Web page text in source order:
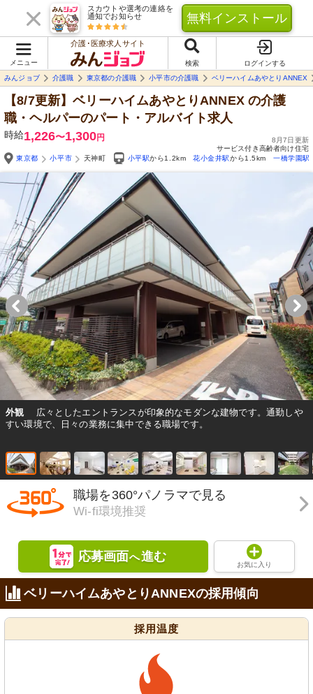
スカウトや選考の連絡を
通知でお知らせ
無料インストール
メニュー
介護･医療求人サイト
検索
ログインする
みんジョブ
介護職 東京都の介護職 小平市の介護職 ベリーハイムあやとりANNEX
【8/7更新】ベリーハイムあやとりANNEXの介護
職・ヘルパーのパート・アルバイト求人
時給1,226〜1,300円
8月7日更新
サービス付き高齢者向け住宅
東京都
小平市 天神町 小平駅から1.2km 花小金井駅から1.5km 一橋学園駅
外観
広々としたエントランスが印象的なモダンな建物です。通勤しや
すい環境で、日々の業務に集中できる職場です。
職場を360°パノラマで見る
Wi-fi環境推奨
応募画面へ進む
お気に入り
ベリーハイムあやとりANNEXの採用傾向
採用温度